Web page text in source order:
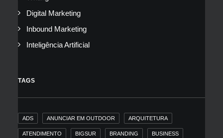
Digital Marketing
Inbound Marketing
Inteligência Artificial
TAGS
ADS ANUNCIAR EM OUTDOOR ARQUITETURA
ATENDIMENTO BIGSUR BRANDING BUSINESS